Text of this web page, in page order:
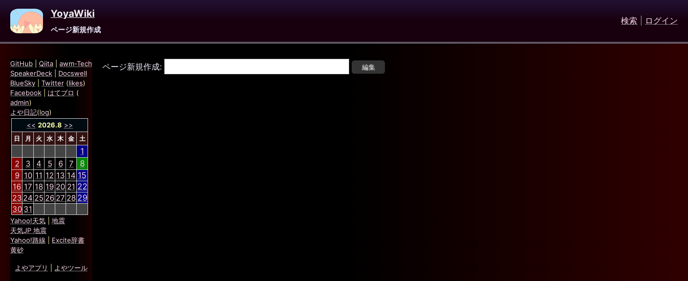
YoyaWiki
ページ新規作成
検索 ログイン
ページ新規作成:
GitHub Qiita
awm-Tech
SpeakerDeck
Docswell
BlueSky
Twitter (likes)
Facebook
はてブロ (
admin)
よや日記(log)
<< 2026.8 >>
日 月 火 水 木 金 土
1
2 3 4 5 6 7 8
9 10 11 12 13 14 15
16 17 18 19 20 21 22
23 24 25 26 27 28 29
30 31
Yahoo!天気
地震
天気JP 地震
Yahoo!路線
Excite辞書
黄砂
よやアプリ よやツール